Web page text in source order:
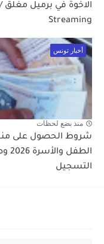
Streaming
أخبار تونس
منذ بضع لحظات
شروط الحصول على
التسجيل